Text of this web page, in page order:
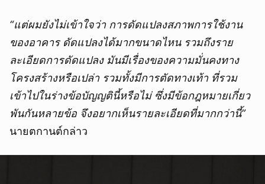
“แต่ผมยังไม่เข้าใจว่า การดัดแปลงสภาพการใช้งาน
ของอาคาร ดัดแปลงได้มากขนาดไหน รวมถึงราย
ละเอียดการดัดแปลง มันมีเรื่องของความมั่นคงทาง
โครงสร้างหรือเปล่า รวมทั้งมีการตัดทางเท้า ที่รวม
เข้าไปในร่างข้อบัญญตินี้หรือไม่ ซึ่งมีข้อกฎหมายเกี่ยว
พันกันหลายข้อ จึงอยากเห็นรายละเอียดที่มากกว่านี้”
นายตกานต์กล่าว